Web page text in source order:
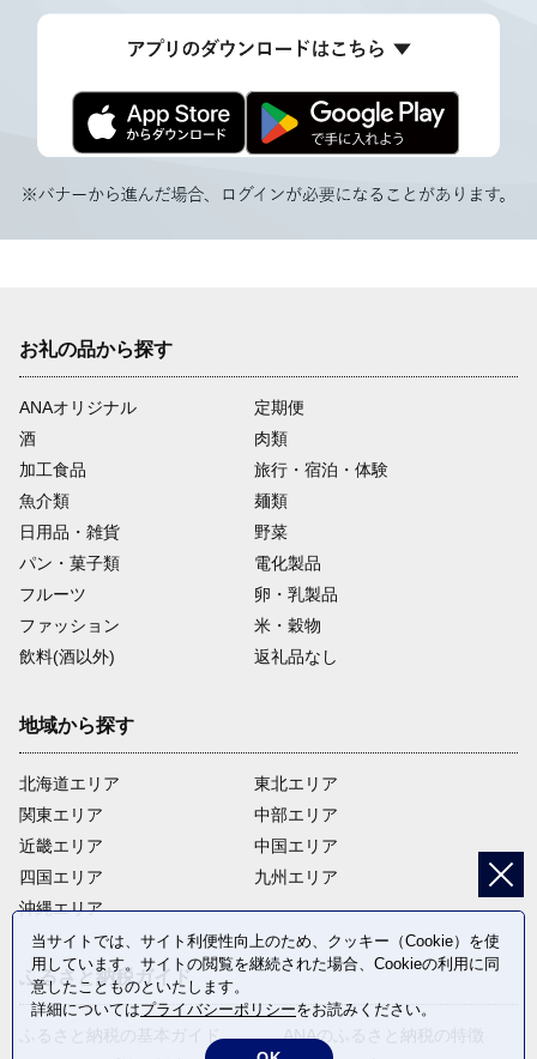
お礼の品から探す
ANAオリジナル
定期便
酒
肉類
加工食品
旅行・宿泊・体験
魚介類
麺類
日用品・雑貨
野菜
パン・菓子類
電化製品
フルーツ
卵・乳製品
ファッション
米・穀物
飲料(酒以外)
返礼品なし
地域から探す
北海道エリア
関東エリア
近畿エリア
四国エリア
沖縄エリア
東北エリア
中部エリア
中国エリア
九州エリア
ふるさと納税ガイド
ふるさと納税の基本ガイド
ANAのふるさと納税の特徴
当サイトでは、サイト利便性向上のため、クッキー（Cookie）を使
用しています。サイトの閲覧を継続された場合、Cookieの利用に同
意したことものといたします。
詳細についてはプライバシーポリシーをお読みください。